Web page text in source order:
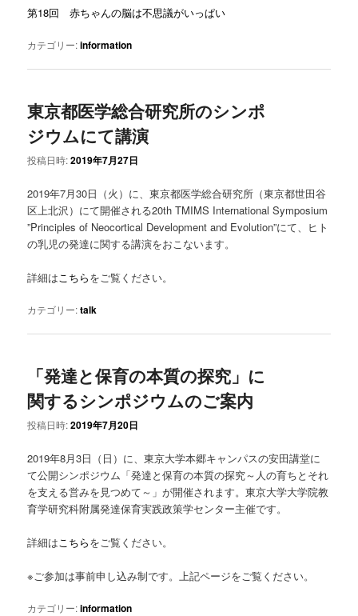
移
動
動
第18回 赤ちゃんの脳は不思議がいっぱい
カテゴリー:information
東京都医学総合研究所のシンポ
ジウムにて講演
投稿日時:2019年7月27日
2019年7月30日（火）に、東京都医学総合研究所（東京都世田谷
区上北沢）にて開催される20th TMIMS International Symposium
”Principles of Neocortical Development and Evolution”にて、ヒト
の乳児の発達に関する講演をおこないます。
詳細は こちらをご覧ください。
カテゴリー:talk
「発達と保育の本質の探究」に
関するシンポジウムのご案内
投稿日時:2019年7月20日
2019年8月3日（日）に、東京大学本郷キャンパスの安田講堂に
て公開シンポジウム「発達と保育の本質の探究～人の育ちとそれ
を支える営みを見つめて～」が開催されます。東京大学大学院教
育学研究科附属発達保育実践政策学センター主催です。
詳細は こちらをご覧ください。
※ご参加は事前申し込み制です。上記ページをご覧ください。
カテゴリー:information